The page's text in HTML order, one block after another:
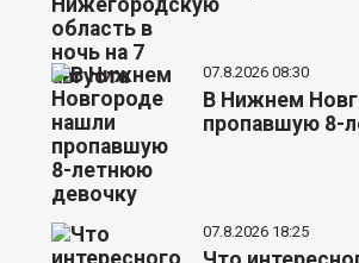
07.8.2026 08:30
В Нижнем
пропавшую 8-
07.8.2026 18:25